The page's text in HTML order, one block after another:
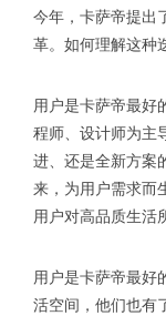
今年，卡萨帝提
革。如何理解这种
用户是卡萨帝最好
程师、设计师为主
进、还是全新方案
来，为用户需求而
用户对高品质生活
用户是卡萨帝最好
活空间，他们也有